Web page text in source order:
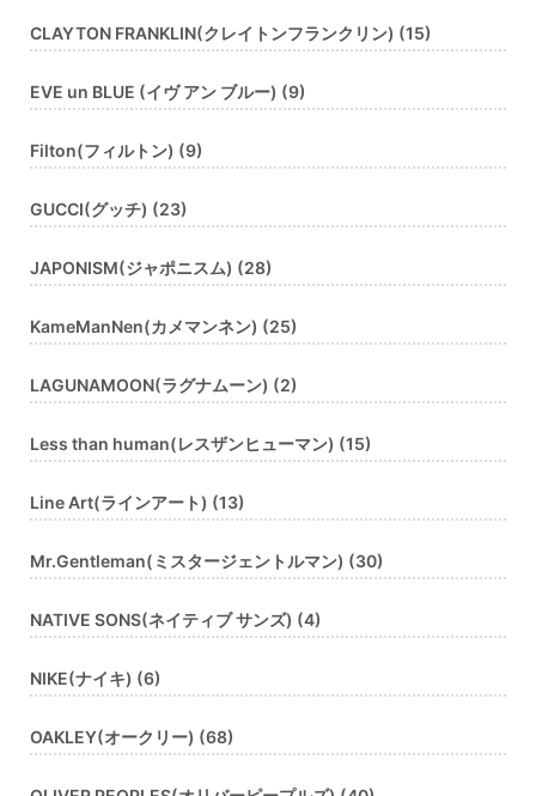
CLAYTON FRANKLIN(クレイトンフランクリン) (15)
EVE un BLUE (イヴ アン ブルー) (9)
Filton(フィルトン) (9)
GUCCI(グッチ) (23)
JAPONISM(ジャポニスム) (28)
KameManNen(カメマンネン) (25)
LAGUNAMOON(ラグナムーン) (2)
Less than human(レスザンヒューマン) (15)
Line Art(ラインアート) (13)
Mr.Gentleman(ミスタージェントルマン) (30)
NATIVE SONS(ネイティブ サンズ) (4)
NIKE(ナイキ) (6)
OAKLEY(オークリー) (68)